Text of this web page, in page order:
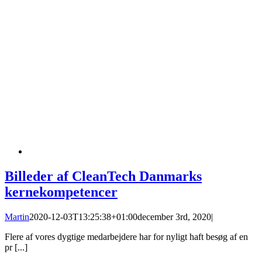
Billeder af CleanTech Danmarks
kernekompetencer
Martin2020-12-03T13:25:38+01:00december 3rd, 2020|
Flere af vores dygtige medarbejdere har for nyligt haft besøg af en
pr [...]